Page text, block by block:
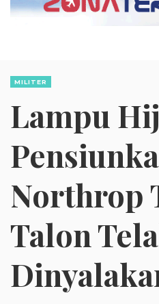
Dua Pesawat Nyaris
MILITER
Lampu
Northrop
Talon